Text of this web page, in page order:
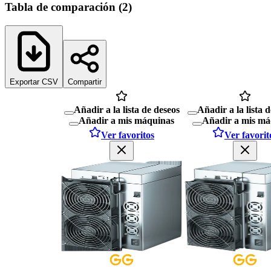
Tabla de comparación (2)
Exportar CSV Compartir
Añadir a la lista de deseos
Añadir a mis máquinas
Ver favoritos
Añadir a la lista
Añadir a mis
Ver